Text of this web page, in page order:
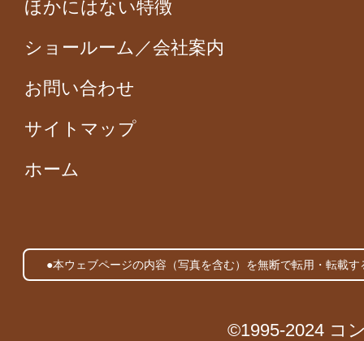
ほかにはない特徴
ショールーム／会社案内
お問い合わせ
サイトマップ
ホーム
●本ウェブページの内容（写真を含む）を無断で転用・転載
©1995-2024 コ